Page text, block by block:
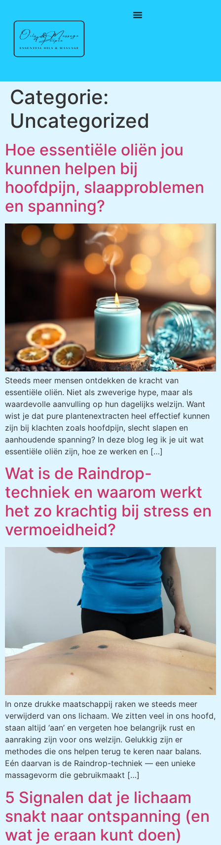
Categorie:
Uncategorized
Hoe essentiële oliën jou
kunnen helpen bij
hoofdpijn, slaapproblemen
en spanning?
Steeds meer mensen ontdekken de kracht van
essentiële oliën. Niet als zweverige hype, maar als
waardevolle aanvulling op hun dagelijks welzijn. Want
wist je dat pure plantenextracten heel effectief kunnen
zijn bij klachten zoals hoofdpijn, slecht slapen en
aanhoudende spanning? In deze blog leg ik je uit wat
essentiële oliën zijn, hoe ze werken en […]
Wat is de Raindrop-
techniek en waarom werkt
het zo krachtig bij stress en
vermoeidheid?
In onze drukke maatschappij raken we steeds meer
verwijderd van ons lichaam. We zitten veel in ons hoofd,
staan altijd ‘aan’ en vergeten hoe belangrijk rust en
aanraking zijn voor ons welzijn. Gelukkig zijn er
methodes die ons helpen terug te keren naar balans.
Eén daarvan is de Raindrop-techniek — een unieke
massagevorm die gebruikmaakt […]
5 Signalen dat je lichaam
snakt naar ontspanning (en
wat je eraan kunt doen)